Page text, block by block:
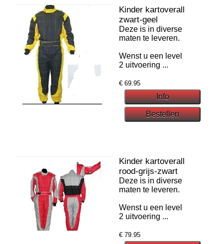
Kinder kartoverall
zwart-geel
Deze is in diverse
maten te leveren.
Wenst u een level
2 uitvoering ...
€ 69.95
Kinder kartoverall
rood-grijs-zwart
Deze is in diverse
maten te leveren.
Wenst u een level
2 uitvoering ...
€ 79.95